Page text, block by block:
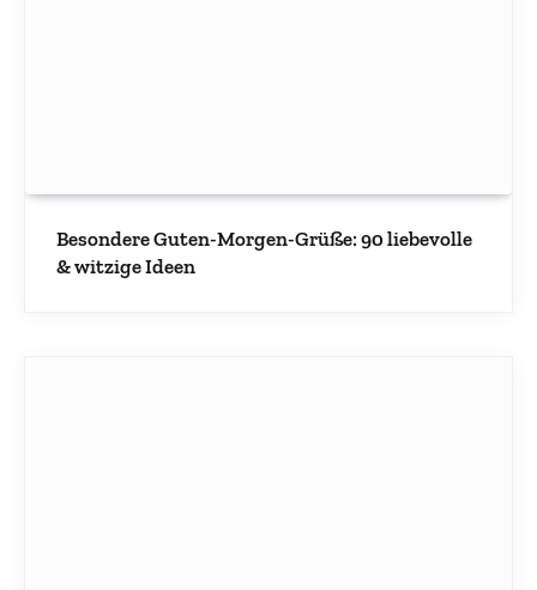
Besondere Guten-Morgen-Grüße: 90 liebevolle
& witzige Ideen